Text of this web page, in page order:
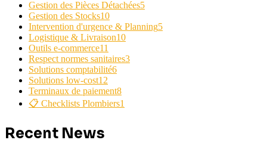
Gestion des Pièces Détachées5
Gestion des Stocks10
Intervention d'urgence & Planning5
Logistique & Livraison10
Outils e-commerce11
Respect normes sanitaires3
Solutions comptabilité6
Solutions low-cost12
Terminaux de paiement8
📋 Checklists Plombiers1
Recent News